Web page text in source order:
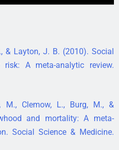
& Layton, J. B. (2010). Social
A meta-analytic review.
M., Clemow, L., Burg, M., &
and mortality: A meta-
Social Science & Medicine.